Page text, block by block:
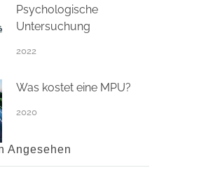
Psychologische
Untersuchung
2022
Was kostet eine MPU?
2020
Angesehen